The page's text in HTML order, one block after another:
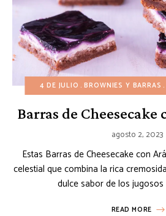
4 DE JULIO BROWNIES Y BARRAS
Barras de Cheesecake
agosto 2, 2023
Estas Barras de Cheesecake con
celestial que combina la rica
dulce sabor de los jugosos
READ MORE